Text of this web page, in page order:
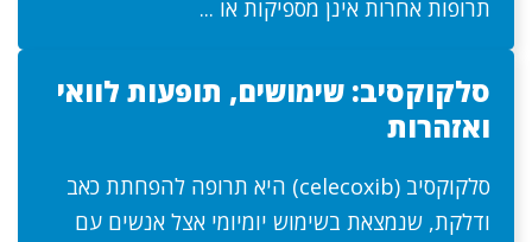
תרופות אחרות אינן מספיקות או ...
סלקוקסיב: שימושים, תופעות לוואי
ואזהרות
סלקוקסיב (celecoxib) היא תרופה להפחתת כאב
ודלקת, שנמצאת בשימוש יומיומי אצל אנשים עם